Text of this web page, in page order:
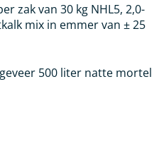
zak van 30 kg NHL5, 2,0-
mix in emmer van ± 25
500 liter natte mortel